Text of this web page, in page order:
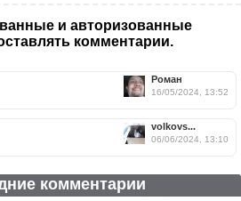
и авторизованные
комментарии.
Роман
16/05/2024, 13:52
volkovs...
06/06/2024, 13:10
комментарии